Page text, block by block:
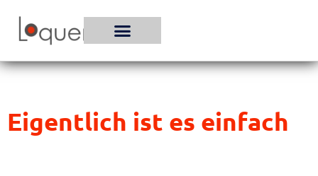
Inhalt
Eigentlich ist es einfach